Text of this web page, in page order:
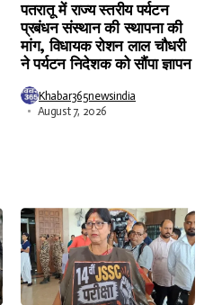
पतरातू में राज्य स्तरीय पर्यटन
प्रबंधन संस्थान की स्थापना की
मांग, विधायक रोशन लाल चौधरी
ने पर्यटन निदेशक को सौंपा ज्ञापन
Khabar365newsindia
August 7, 2026